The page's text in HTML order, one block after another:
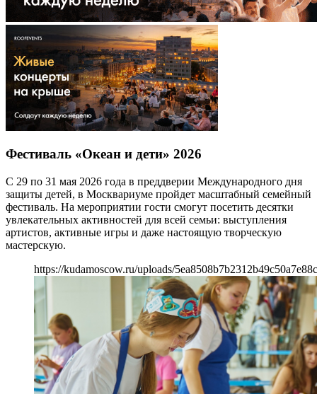
Фестиваль «Океан и дети» 2026
С 29 по 31 мая 2026 года в преддверии Международного дня
защиты детей, в Москвариуме пройдет масштабный семейный
фестиваль. На мероприятии гости смогут посетить десятки
увлекательных активностей для всей семьи: выступления
артистов, активные игры и даже настоящую творческую
мастерскую.
https://kudamoscow.ru/uploads/